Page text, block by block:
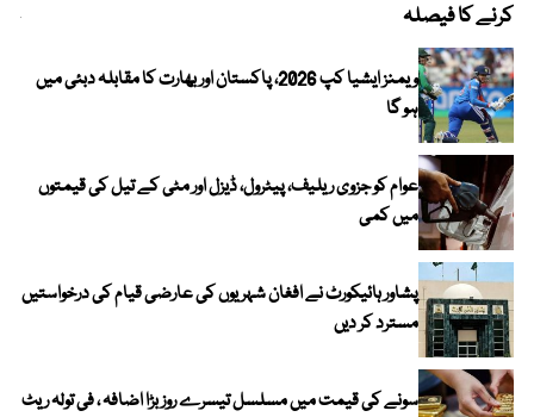
کرنے کا فیصلہ
ویمنز ایشیا کپ 2026، پاکستان اور بھارت کا مقابلہ دبئی میں
ہو گا
عوام کو جزوی ریلیف، پیٹرول، ڈیزل اور مٹی کے تیل کی قیمتوں
میں کمی
پشاور ہائیکورٹ نے افغان شہریوں کی عارضی قیام کی درخواستیں
مسترد کر دیں
سونے کی قیمت میں مسلسل تیسرے روز بڑا اضافہ ، فی تولہ ریٹ